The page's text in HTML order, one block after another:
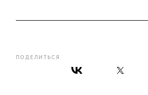
ПОДЕЛИТЬСЯ